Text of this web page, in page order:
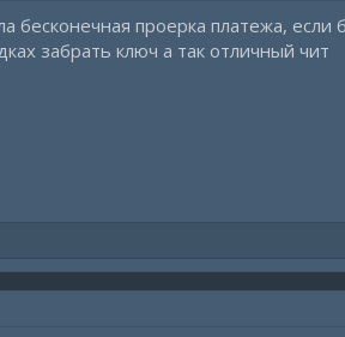
бесконечная проерка платежа,
забрать ключ а так отличный чит